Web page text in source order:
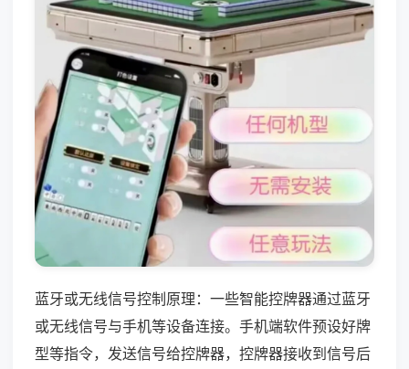
蓝牙或无线信号控制原理：一些智能控牌器通过蓝牙
或无线信号与手机等设备连接。手机端软件预设好牌
型等指令，发送信号给控牌器，控牌器接收到信号后